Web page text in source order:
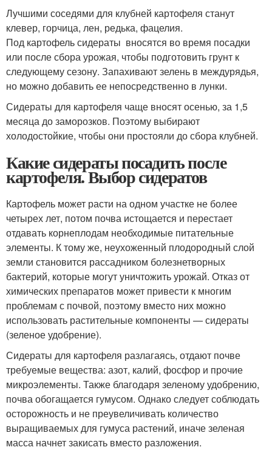
Лучшими соседями для клубней картофеля станут
клевер, горчица, лен, редька, фацелия.
Под картофель сидераты вносятся во время посадки
или после сбора урожая, чтобы подготовить грунт к
следующему сезону. Запахивают зелень в междурядья,
но можно добавить ее непосредственно в лунки.
Сидераты для картофеля чаще вносят осенью, за 1,5
месяца до заморозков. Поэтому выбирают
холодостойкие, чтобы они простояли до сбора клубней.
Какие сидераты посадить после
картофеля. Выбор сидератов
Картофель может расти на одном участке не более
четырех лет, потом почва истощается и перестает
отдавать корнеплодам необходимые питательные
элементы. К тому же, неухоженный плодородный слой
земли становится рассадником болезнетворных
бактерий, которые могут уничтожить урожай. Отказ от
химических препаратов может привести к многим
проблемам с почвой, поэтому вместо них можно
использовать растительные компоненты — сидераты
(зеленое удобрение).
Сидераты для картофеля разлагаясь, отдают почве
требуемые вещества: азот, калий, фосфор и прочие
микроэлементы. Также благодаря зеленому удобрению,
почва обогащается гумусом. Однако следует соблюдать
осторожность и не преувеличивать количество
выращиваемых для гумуса растений, иначе зеленая
масса начнет закисать вместо разложения.